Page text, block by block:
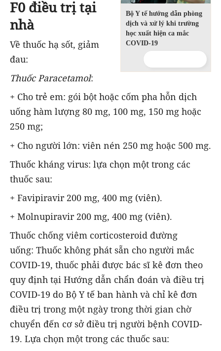
Bộ Y tế hướng dẫn phòng
dịch và xử lý khi trường
học xuất hiện ca mắc
COVID-19
F0 điều trị tại
nhà
Về thuốc hạ sốt, giảm
đau:
Thuốc Paracetamol:
+ Cho trẻ em: gói bột hoặc cốm pha hỗn dịch
uống hàm lượng 80 mg, 100 mg, 150 mg hoặc
250 mg;
+ Cho người lớn: viên nén 250 mg hoặc 500 mg.
Thuốc kháng virus: lựa chọn một trong các
thuốc sau:
+ Favipiravir 200 mg, 400 mg (viên).
+ Molnupiravir 200 mg, 400 mg (viên).
Thuốc chống viêm corticosteroid đường
uống: Thuốc không phát sẵn cho người mắc
COVID-19, thuốc phải được bác sĩ kê đơn theo
quy định tại Hướng dẫn chẩn đoán và điều trị
COVID-19 do Bộ Y tế ban hành và chỉ kê đơn
điều trị trong một ngày trong thời gian chờ
chuyển đến cơ sở điều trị người bệnh COVID-
19. Lựa chọn một trong các thuốc sau: